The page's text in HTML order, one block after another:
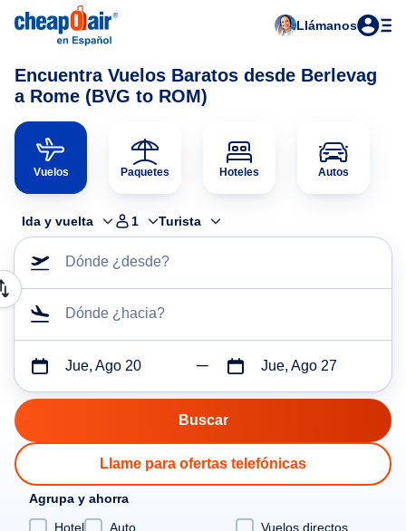
Llámanos
Encuentra Vuelos Baratos desde Berlevag
a Rome (BVG to ROM)
Vuelos Paquetes Hoteles Autos
Ida y vuelta 1 Turista
Dónde ¿desde?
Dónde ¿hacia?
Jue, Ago 20 Jue, Ago 27
Llame para ofertas telefónicas
Agrupa y ahorra
Hotel
Auto Vuelos directos